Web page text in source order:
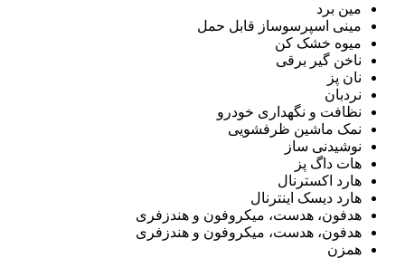
مین برد
مینی اسپرسوساز قابل حمل
میوه خشک کن
ناخن گیر برقی
نان پز
نردبان
نظافت و نگهداری خودرو
نمک ماشین ظرفشویی
نوشیدنی ساز
هات داگ پز
هارد اکسترنال
هارد دیسک اینترنال
هدفون، هدست، میکروفون و هندزفری
هدفون، هدست، میکروفون و هندزفری
همزن